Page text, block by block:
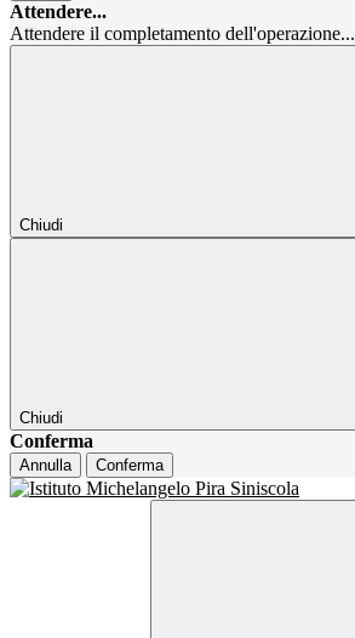
Attendere...
Attendere il completamento dell'operazione...
Chiudi
Chiudi
Conferma
Annulla Conferma